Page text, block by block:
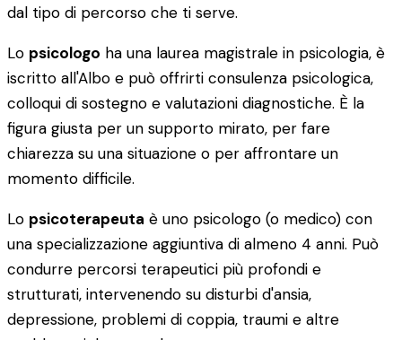
dal tipo di percorso che ti serve.
Lo psicologo ha una laurea magistrale in psicologia, è
iscritto all'Albo e può offrirti consulenza psicologica,
colloqui di sostegno e valutazioni diagnostiche. È la
figura giusta per un supporto mirato, per fare
chiarezza su una situazione o per affrontare un
momento difficile.
Lo psicoterapeuta è uno psicologo (o medico) con
una specializzazione aggiuntiva di almeno 4 anni. Può
condurre percorsi terapeutici più profondi e
strutturati, intervenendo su disturbi d'ansia,
depressione, problemi di coppia, traumi e altre